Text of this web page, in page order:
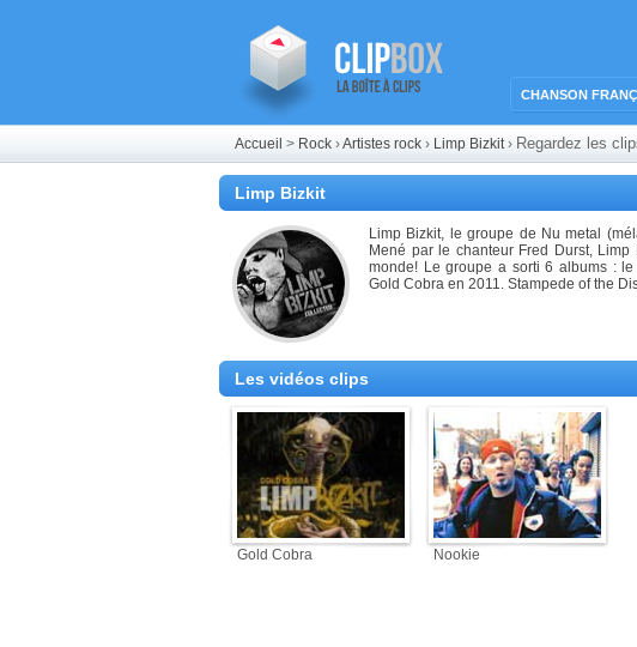
CHANSON
Accueil > Rock ›Artistes rock › Limp Bizkit› Regardez les
Limp Bizkit
Limp Bizkit, le groupe de Nu metal
Mené par le chanteur Fred Durst,
monde! Le groupe a sorti 6 albums :
Gold Cobra en 2011. Stampede of the
Les vidéos clips
Gold Cobra Nookie